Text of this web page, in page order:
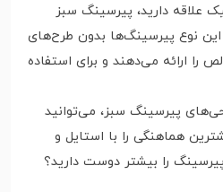
علاقه دارید، پیرسینگ سبز
نوع پیرسینگ‌ها بدون طرح‌های
را ارائه می‌دهند و برای استفاده
پیرسینگ سبز، می‌توانید
هماهنگی را با استایل و
را بیشتر دوست دارید؟